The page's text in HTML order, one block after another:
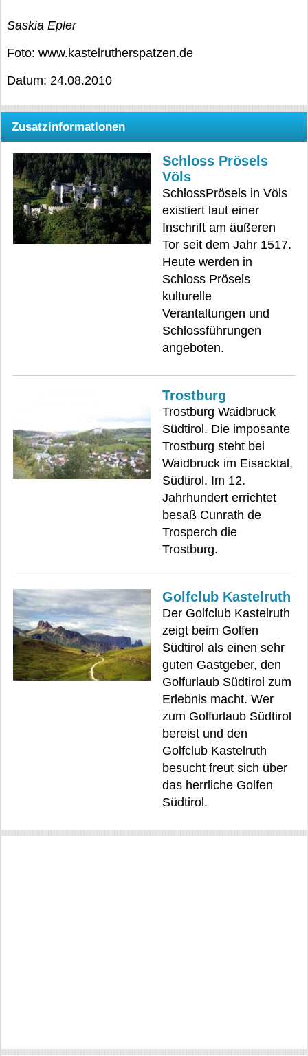
Saskia Epler
Foto: www.kastelrutherspatzen.de
Datum: 24.08.2010
Zusatzinformationen
Schloss Prösels
Völs
SchlossPrösels in Völs
existiert laut einer
Inschrift am äußeren
Tor seit dem Jahr 1517.
Heute werden in
Schloss Prösels
kulturelle
Verantaltungen und
Schlossführungen
angeboten.
Trostburg
Trostburg Waidbruck
Südtirol. Die imposante
Trostburg steht bei
Waidbruck im Eisacktal,
Südtirol. Im 12.
Jahrhundert errichtet
besaß Cunrath de
Trosperch die
Trostburg.
Golfclub Kastelruth
Der Golfclub Kastelruth
zeigt beim Golfen
Südtirol als einen sehr
guten Gastgeber, den
Golfurlaub Südtirol zum
Erlebnis macht. Wer
zum Golfurlaub Südtirol
bereist und den
Golfclub Kastelruth
besucht freut sich über
das herrliche Golfen
Südtirol.